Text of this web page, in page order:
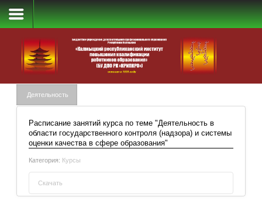
Деятельность
Деятельность
Расписание занятий курса по теме "Деятельность в
области государственного контроля (надзора) и системы
оценки качества в сфере образования"
Категория: Курсы
Скачать